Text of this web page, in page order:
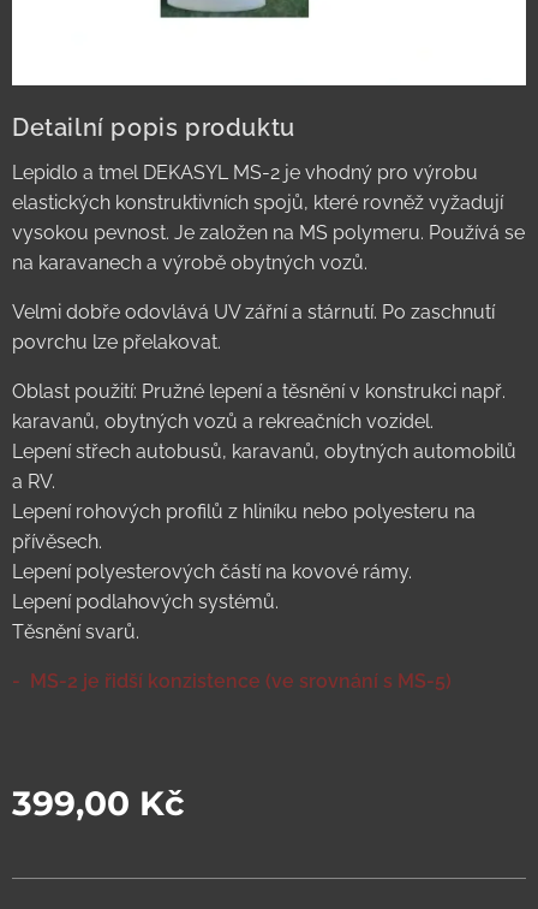
Detailní popis produktu
Lepidlo a tmel DEKASYL MS-2 je vhodný pro výrobu
elastických konstruktivních spojů, které rovněž vyžadují
vysokou pevnost. Je založen na MS polymeru. Používá se
na karavanech a výrobě obytných vozů.
Velmi dobře odovlává UV zářní a stárnutí. Po zaschnutí
povrchu lze přelakovat.
Oblast použití: Pružné lepení a těsnění v konstrukci např.
karavanů, obytných vozů a rekreačních vozidel.
Lepení střech autobusů, karavanů, obytných automobilů
a RV.
Lepení rohových profilů z hliníku nebo polyesteru na
přívěsech.
Lepení polyesterových částí na kovové rámy.
Lepení podlahových systémů.
Těsnění svarů.
- MS-2 je řidší konzistence (ve srovnání s MS-5)
399,00 Kč